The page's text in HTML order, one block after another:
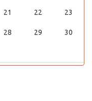
21 22 23
28 29 30